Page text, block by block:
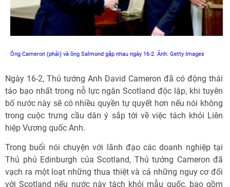
Ông Cameron (phải) và ông Salmond gặp nhau ngày 16-2. Ảnh: Getty Images
Ngày 16-2, Thủ tướng Anh David Cameron đã có động thái
táo bạo nhất trong nỗ lực ngăn Scotland độc lập, khi tuyên
bố nước này sẽ có nhiều quyền tự quyết hơn nếu nói không
trong cuộc trưng cầu dân ý sắp tới về việc tách khỏi Liên
hiệp Vương quốc Anh.
Trong buổi nói chuyện với lãnh đạo các doanh nghiệp tại
Thủ phủ Edinburgh của Scotland, Thủ tướng Cameron đã
vạch ra một loạt những thua thiệt và cả những nguy cơ đối
với Scotland nếu nước này tách khỏi mẫu quốc, bao gồm